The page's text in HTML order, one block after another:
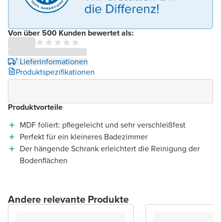
Von über 500 Kunden bewertet als:
¹ Lieferinformationen
Produktspezifikationen
Produktvorteile
MDF foliert: pflegeleicht und sehr verschleißfest
Perfekt für ein kleineres Badezimmer
Der hängende Schrank erleichtert die Reinigung der
Bodenflächen
Andere relevante Produkte